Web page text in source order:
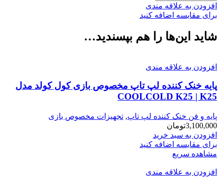
افزودن به علاقه مندی
برای مقایسه اضافه کنید
شاید این‌ها را هم بپسندید…
افزودن به علاقه مندی
پایه خنک کننده لپ تاپ مخصوص بازی کول کولد مدل
COOLCOLD K25 | K25
پایه و فن خنک کننده لپ تاپ, تجهیزات مخصوص بازی
3,100,000تومان
افزودن به سبد خرید
برای مقایسه اضافه کنید
مشاهده سریع
افزودن به علاقه مندی